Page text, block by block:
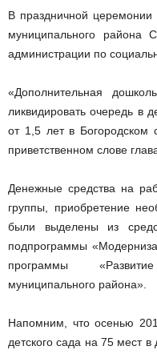
В праздничной церемонии
муниципального района
администрации по
«Дополнительная
ликвидировать очередь в
от 1,5 лет в Богородском
приветственном слове
Денежные средства на
группы, приобретение
были выделены из
подпрограммы
программы
муниципального района».
Напомним, что осенью
детского сада на 75 мест